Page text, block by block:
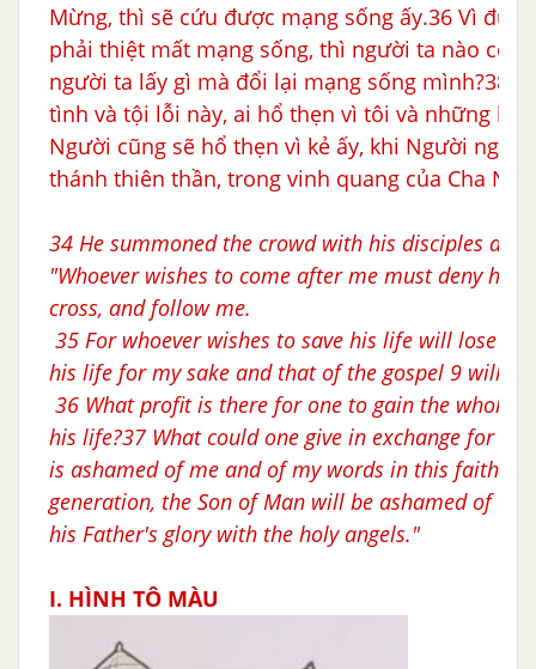
Mừng, thì sẽ cứu được mạng sống ấy.36 Vì
phải thiệt mất mạng sống, thì người ta nào có
người ta lấy gì mà đổi lại mạng sống mình?38
tình và tội lỗi này, ai hổ thẹn vì tôi và những lời
Người cũng sẽ hổ thẹn vì kẻ ấy, khi Người ngự
thánh thiên thần, trong vinh quang của Cha
34 He summoned the crowd with his disciples and
"Whoever wishes to come after me must deny
cross, and follow me.
35 For whoever wishes to save his life will lose it,
his life for my sake and that of the gospel 9 will
36 What profit is there for one to gain the whole
his life?37 What could one give in exchange for his
is ashamed of me and of my words in this
generation, the Son of Man will be ashamed of
his Father's glory with the holy angels."
I. HÌNH TÔ MÀU